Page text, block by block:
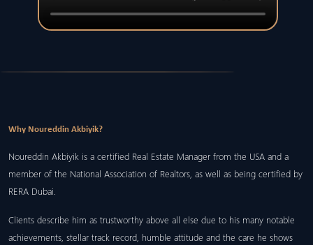
Why Noureddin Akbiyik?
Noureddin Akbiyik is a certified Real Estate Manager from the USA and a
member of the National Association of Realtors, as well as being certified by
RERA Dubai.
Clients describe him as trustworthy above all else due to his many notable
achievements, stellar track record, humble attitude and the care he shows